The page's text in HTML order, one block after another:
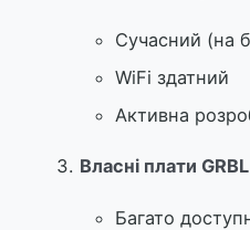
Сучасний (на
WiFi здатний
Активна
Власні плати GRBL
Багато